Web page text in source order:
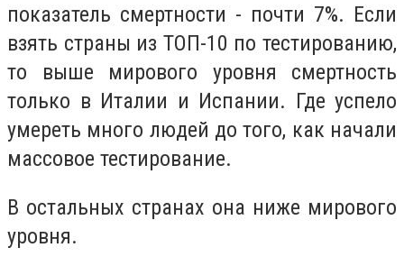
показатель смертности - почти 7%. Если
взять страны из ТОП-10 по тестированию,
то выше мирового уровня смертность
только в Италии и Испании. Где успело
умереть много людей до того, как начали
массовое тестирование.
В остальных странах она ниже мирового
уровня.